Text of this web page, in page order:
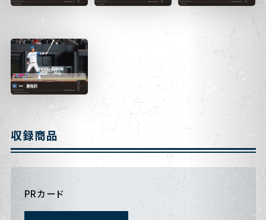
収録商品
PRカード